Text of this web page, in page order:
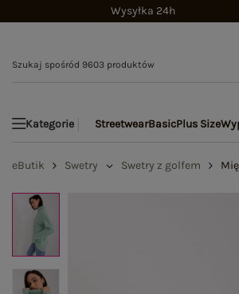
Wysyłka 24h
Kategorie StreetwearBasicPlus Size
eButik Swetry Swetry z golfem